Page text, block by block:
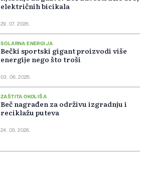
električnih bicikala
29. 07. 2026.
SOLARNA ENERGIJA
Bečki sportski gigant proizvodi više
energije nego što troši
03. 06. 2026.
ZAŠTITA OKOLIŠA
Beč nagrađen za održivu izgradnju i
reciklažu puteva
24. 05. 2026.